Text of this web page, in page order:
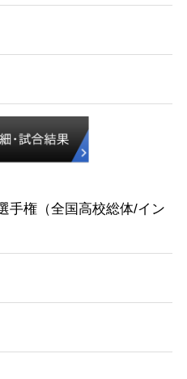
手権（全国高校総体/イン